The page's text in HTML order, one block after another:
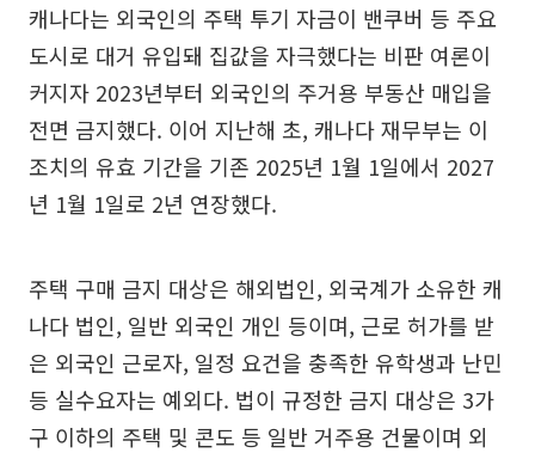
캐나다는 외국인의 주택 투기 자금이 밴쿠버 등 주요
도시로 대거 유입돼 집값을 자극했다는 비판 여론이
커지자 2023년부터 외국인의 주거용 부동산 매입을
전면 금지했다. 이어 지난해 초, 캐나다 재무부는 이
조치의 유효 기간을 기존 2025년 1월 1일에서 2027
년 1월 1일로 2년 연장했다.
주택 구매 금지 대상은 해외법인, 외국계가 소유한 캐
나다 법인, 일반 외국인 개인 등이며, 근로 허가를 받
은 외국인 근로자, 일정 요건을 충족한 유학생과 난민
등 실수요자는 예외다. 법이 규정한 금지 대상은 3가
구 이하의 주택 및 콘도 등 일반 거주용 건물이며 외